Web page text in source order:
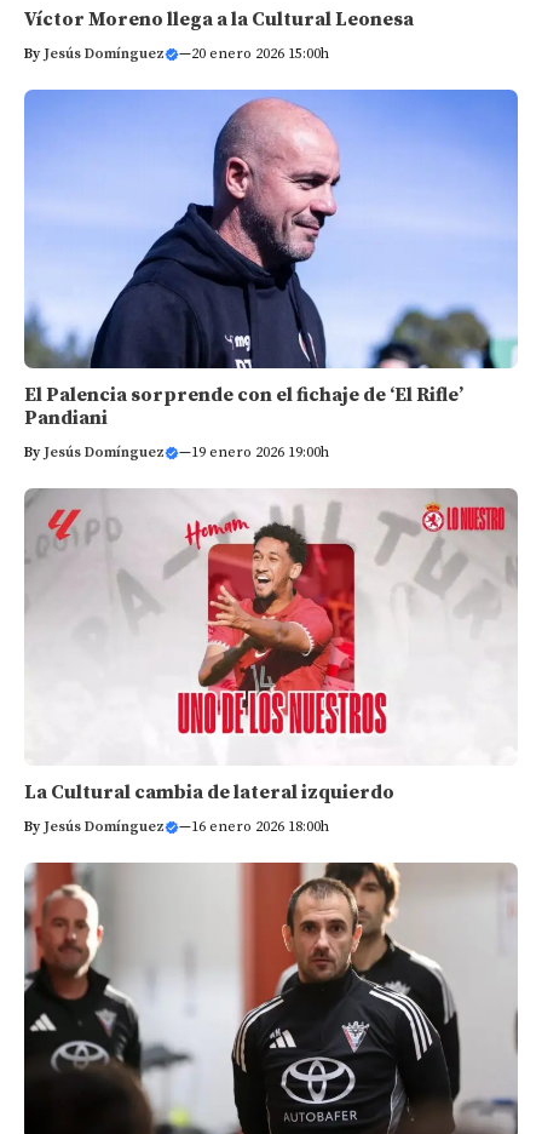
Víctor Moreno llega a la Cultural Leonesa
By Jesús Domínguez —20 enero 2026 15:00h
El Palencia sorprende con el fichaje de ‘El Rifle’
Pandiani
By Jesús Domínguez —19 enero 2026 19:00h
La Cultural cambia de lateral izquierdo
By Jesús Domínguez —16 enero 2026 18:00h